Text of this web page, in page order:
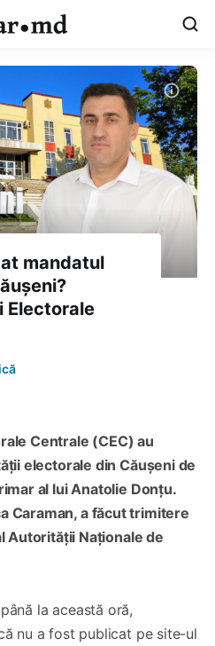
mandatul
Electorale
Centrale (CEC) au
electorale din Căușeni de
al lui Anatolie Donțu.
Caraman, a făcut trimitere
Autorității Naționale de
la această oră,
nu a fost publicat pe site-ul